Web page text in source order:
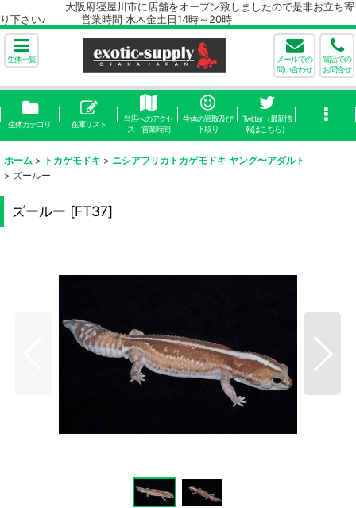
大阪府寝屋川市に店舗をオープン致しましたので是非お立ち寄
り下さい♪ 営業時間 水木金土日14時～20時
生体一覧
メールでの
問い合わせ
電話での
お問合せ
生体カテゴリ 在庫リスト
当店へのアクセ
ス 営業時間
生体の買取及び
下取り
Twitter（最新情
報はこちら）
ホーム > トカゲモドキ > ニシアフリカトカゲモドキ ヤング〜アダルト
> ズールー
ズールー [FT37]